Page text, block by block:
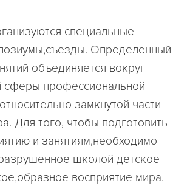
специальные
Определенный
объединяется вокруг
сферы профессиональной
замкнутой части
Для того, чтобы подготовить
и занятиям,необходимо
школой детское
восприятие мира.